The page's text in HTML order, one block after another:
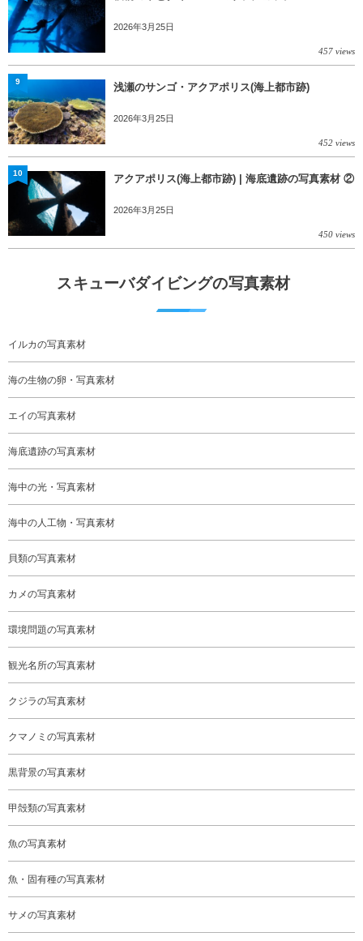
2026年3月25日
457 views
浅瀬のサンゴ・アクアポリス(海上都市跡)
2026年3月25日
452 views
9
アクアポリス(海上都市跡) | 海底遺跡の写真素材 ②
2026年3月25日
450 views
10
スキューバダイビングの写真素材
イルカの写真素材
海の生物の卵・写真素材
エイの写真素材
海底遺跡の写真素材
海中の光・写真素材
海中の人工物・写真素材
貝類の写真素材
カメの写真素材
環境問題の写真素材
観光名所の写真素材
クジラの写真素材
クマノミの写真素材
黒背景の写真素材
甲殻類の写真素材
魚の写真素材
魚・固有種の写真素材
サメの写真素材